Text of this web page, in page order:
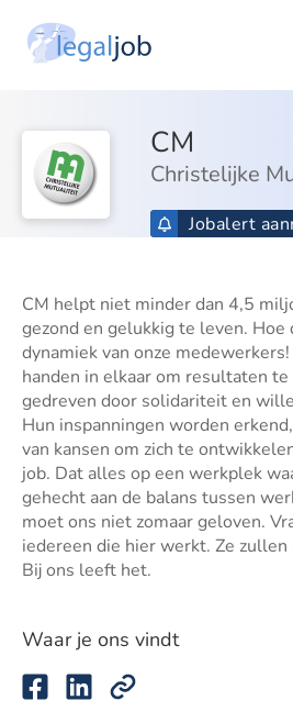
CM
Christelijke
Jobalert
CM helpt niet minder dan 4,5
gezond en gelukkig te leven. Hoe
dynamiek van onze
handen in elkaar om resultaten
gedreven door solidariteit en
Hun inspanningen worden
van kansen om zich te
job. Dat alles op een werkplek
gehecht aan de balans tussen
moet ons niet zomaar geloven.
iedereen die hier werkt. Ze
Bij ons leeft het.
Waar je ons vindt